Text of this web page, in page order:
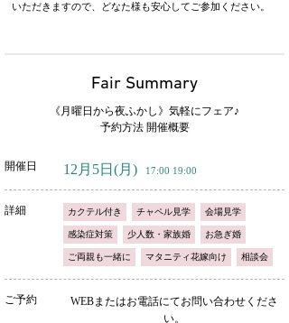
いただきますので、どなた様も安心してご参加ください。
Fair Summary
《月曜日から夜ふかし》気軽にフェア♪
予約方法 開催概要
開催日 12月5日 (月) 17:00 19:00
詳細 カクテル付き チャペル見学 会場見学
感染症対策 少人数・家族婚 お急ぎ婚
ご両親も一緒に マタニティ花嫁向け 相談会
ご予約
WEBまたはお電話にてお問い合わせくださ
い。